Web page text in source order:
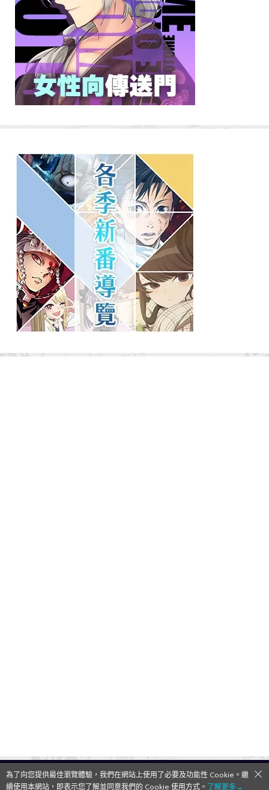
QooApp Limited © 2026
為了向您提供最佳瀏覽體驗，我們在網站上使用了必要及功能性 Cookie。繼
續使用本網站，即表示您了解並同意我們的 Cookie 使用方式。 了解更多→